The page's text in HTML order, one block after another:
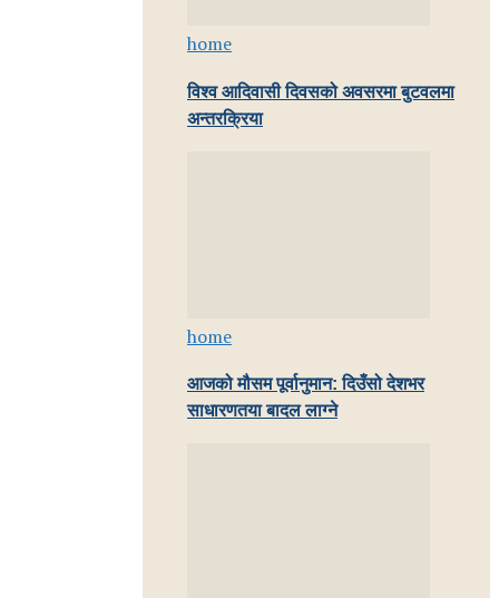
home
विश्व आदिवासी दिवसको अवसरमा बुटवलमा
अन्तरक्रिया
home
आजको मौसम पूर्वानुमान: दिउँसो देशभर
साधारणतया बादल लाग्ने